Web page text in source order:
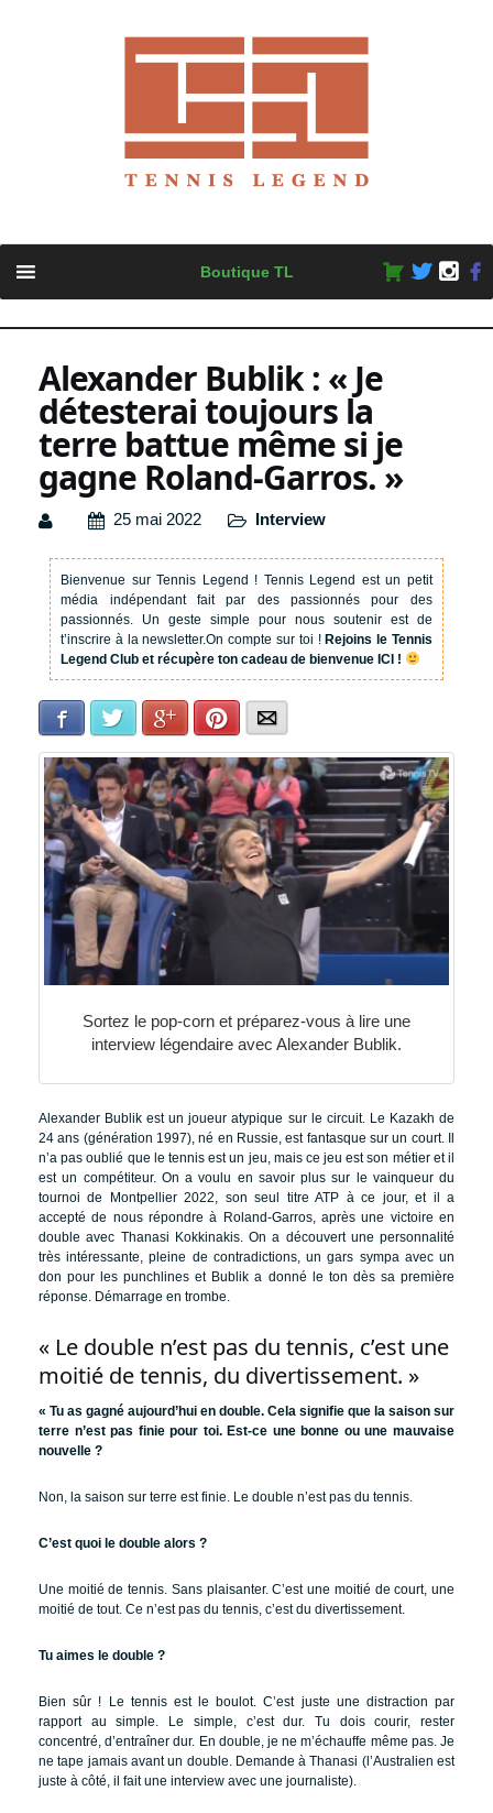
content
Boutique TL
Alexander Bublik : « Je
détesterai toujours la
terre battue même si je
gagne Roland-Garros. »
25 mai 2022 Interview
Bienvenue sur Tennis Legend ! Tennis Legend est un petit
média indépendant fait par des passionnés pour des
passionnés. Un geste simple pour nous soutenir est de
t’inscrire à la newsletter.On compte sur toi !Rejoins le Tennis
Legend Club et récupère ton cadeau de bienvenue ICI !
Facebook Twitter Google+Pinterest
Sortez le pop-corn et préparez-vous à lire une
interview légendaire avec Alexander Bublik.
Alexander Bublik est un joueur atypique sur le circuit. Le Kazakh de
24 ans (génération 1997), né en Russie, est fantasque sur un court. Il
n’a pas oublié que le tennis est un jeu, mais ce jeu est son métier et il
est un compétiteur. On a voulu en savoir plus sur le vainqueur du
tournoi de Montpellier 2022, son seul titre ATP à ce jour, et il a
accepté de nous répondre à Roland-Garros, après une victoire en
double avec Thanasi Kokkinakis. On a découvert une personnalité
très intéressante, pleine de contradictions, un gars sympa avec un
don pour les punchlines et Bublik a donné le ton dès sa première
réponse. Démarrage en trombe.
« Le double n’est pas du tennis, c’est une
moitié de tennis, du divertissement. »
« Tu as gagné aujourd’hui en double. Cela signifie que la saison sur
terre n’est pas finie pour toi. Est-ce une bonne ou une mauvaise
nouvelle ?
Non, la saison sur terre est finie. Le double n’est pas du tennis.
C’est quoi le double alors ?
Une moitié de tennis. Sans plaisanter. C’est une moitié de court, une
moitié de tout. Ce n’est pas du tennis, c’est du divertissement.
Tu aimes le double ?
Bien sûr ! Le tennis est le boulot. C’est juste une distraction par
rapport au simple. Le simple, c’est dur. Tu dois courir, rester
concentré, d’entraîner dur. En double, je ne m’échauffe même pas. Je
ne tape jamais avant un double. Demande à Thanasi (l’Australien est
juste à côté, il fait une interview avec une journaliste).